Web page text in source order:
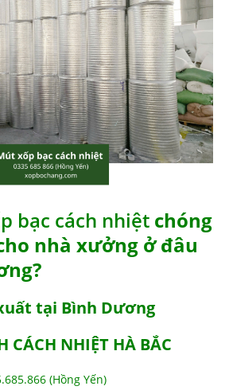
bạc cách nhiệt chóng
nhà xưởng ở đâu
tại Bình Dương
CÁCH NHIỆT HÀ BẮC
(Hồng Yến)